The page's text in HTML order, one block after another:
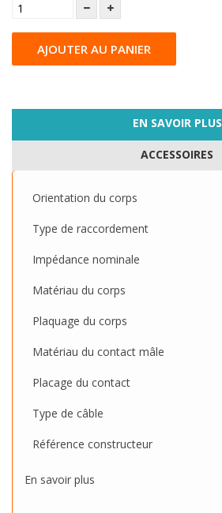
AJOUTER AU PANIER
EN SAVOIR PLUS
ACCESSOIRES
Orientation du corps
Type de raccordement
Impédance nominale
Matériau du corps
Plaquage du corps
Matériau du contact mâle
Placage du contact
Type de câble
Référence constructeur
En savoir plus